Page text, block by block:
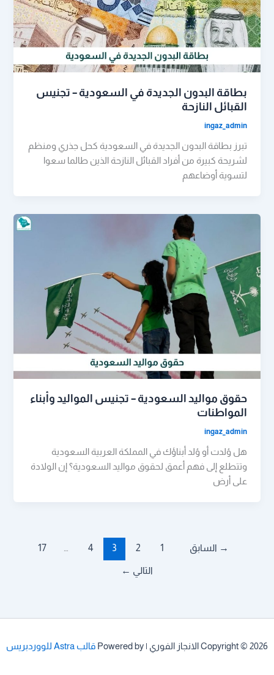
بطاقة البدون الجديدة في السعودية – تجنيس
القبائل النازحة
ingaz_admin
تبرز بطاقة البدون الجديدة في السعودية كحل جذري ومنظم
لشريحة كبيرة من أفراد القبائل النازحة الذين طالما سعوا
لتسوية أوضاعهم
حقوق مواليد السعودية – تجنيس المواليد وأبناء
المواطنات
ingaz_admin
هل وُلدت أو وُلد أبناؤك في المملكة العربية السعودية
وتتطلع إلى فهم أعمق لحقوق مواليد السعودية؟ إن الولادة
على أرض
→ السابق 1
2
3
4
…
17
التالي ←
Copyright © 2026 الانجاز الفوري | Powered by قالب Astra للووردبريس